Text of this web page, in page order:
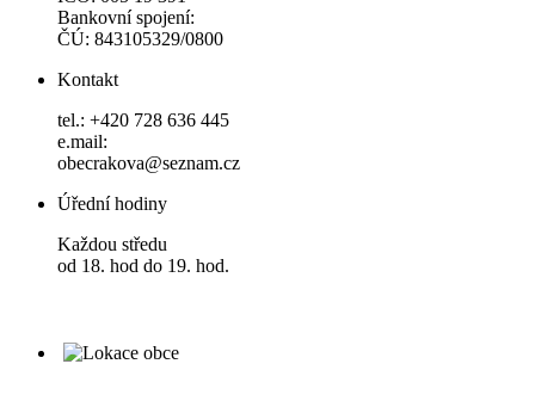
Bankovní spojení:
ČÚ: 843105329/0800
Kontakt
tel.: +420 728 636 445
e.mail:
obecrakova@seznam.cz
Úřední hodiny
Každou středu
od 18. hod do 19. hod.